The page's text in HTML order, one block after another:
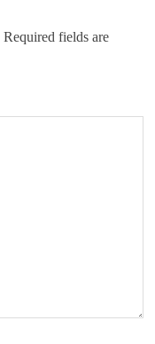
Required fields are